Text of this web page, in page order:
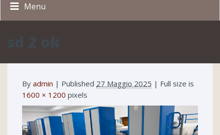
Menu
By admin | Published 27 Maggio 2025 | Full size is
1600 × 1200 pixels